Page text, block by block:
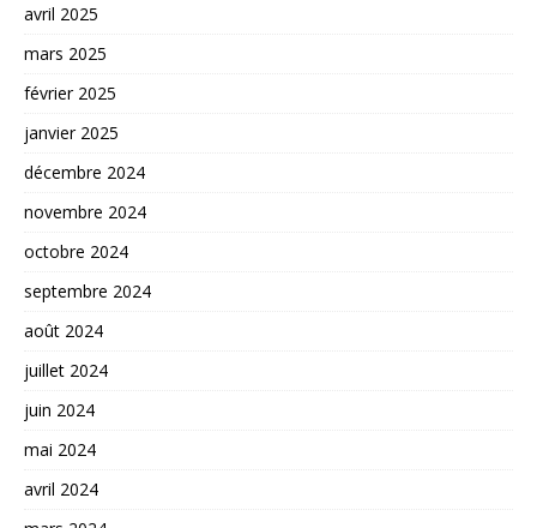
avril 2025
mars 2025
février 2025
janvier 2025
décembre 2024
novembre 2024
octobre 2024
septembre 2024
août 2024
juillet 2024
juin 2024
mai 2024
avril 2024